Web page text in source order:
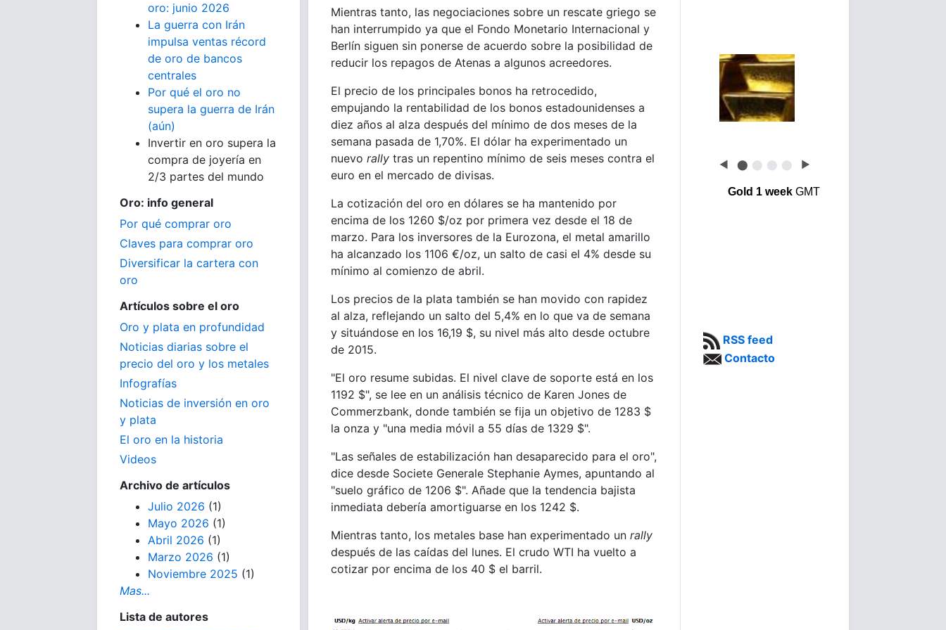
oro: junio 2026
La guerra con Irán
impulsa ventas récord
de oro de bancos
centrales
Por qué el oro no
supera la guerra de Irán
(aún)
Invertir en oro supera la
compra de joyería en
2/3 partes del mundo
Oro: info general
Por qué comprar oro
Claves para comprar oro
Diversificar la cartera con
oro
Artículos sobre el oro
Oro y plata en profundidad
Noticias diarias sobre el
precio del oro y los metales
Infografías
Noticias de inversión en oro
y plata
El oro en la historia
Videos
Archivo de artículos
Julio 2026 (1)
Mayo 2026 (1)
Abril 2026 (1)
Marzo 2026 (1)
Noviembre 2025 (1)
Mas...
Lista de autores
Mientras tanto, las negociaciones sobre un rescate griego se
han interrumpido ya que el Fondo Monetario Internacional y
Berlín siguen sin ponerse de acuerdo sobre la posibilidad de
reducir los repagos de Atenas a algunos acreedores.
El precio de los principales bonos ha retrocedido,
empujando la rentabilidad de los bonos estadounidenses a
diez años al alza después del mínimo de dos meses de la
semana pasada de 1,70%. El dólar ha experimentado un
nuevo rally tras un repentino mínimo de seis meses contra el
euro en el mercado de divisas.
La cotización del oro en dólares se ha mantenido por
encima de los 1260 $/oz por primera vez desde el 18 de
marzo. Para los inversores de la Eurozona, el metal amarillo
ha alcanzado los 1106 €/oz, un salto de casi el 4% desde su
mínimo al comienzo de abril.
Los precios de la plata también se han movido con rapidez
al alza, reflejando un salto del 5,4% en lo que va de semana
y situándose en los 16,19 $, su nivel más alto desde octubre
de 2015.
"El oro resume subidas. El nivel clave de soporte está en los
1192 $", se lee en un análisis técnico de Karen Jones de
Commerzbank, donde también se fija un objetivo de 1283 $
la onza y "una media móvil a 55 días de 1329 $".
"Las señales de estabilización han desaparecido para el oro",
dice desde Societe Generale Stephanie Aymes, apuntando al
"suelo gráfico de 1206 $". Añade que la tendencia bajista
inmediata debería amortiguarse en los 1242 $.
Mientras tanto, los metales base han experimentado un rally
después de las caídas del lunes. El crudo WTI ha vuelto a
cotizar por encima de los 40 $ el barril.
◀ ⬤ ⬤ ⬤ ⬤ ▶
Gold 1 weekGMT
RSS feed
Contacto